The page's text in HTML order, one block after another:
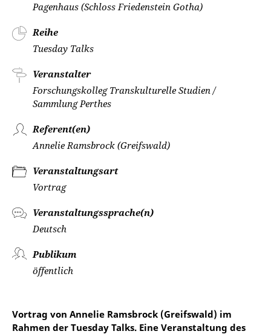
Pagenhaus (Schloss Friedenstein Gotha)
Reihe
Tuesday Talks
Veranstalter
Forschungskolleg Transkulturelle Studien /
Sammlung Perthes
Referent(en)
Annelie Ramsbrock (Greifswald)
Veranstaltungsart
Vortrag
Veranstaltungssprache(n)
Deutsch
Publikum
öffentlich
Vortrag von Annelie Ramsbrock (Greifswald) im
Rahmen der Tuesday Talks. Eine Veranstaltung des